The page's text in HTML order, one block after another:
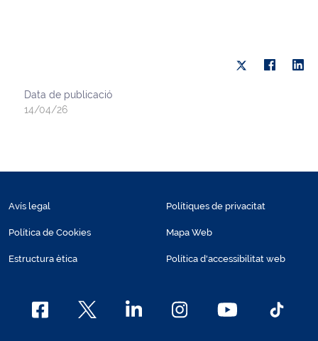
Data de publicació
14/04/26
Avís legal
Política de Cookies
Estructura ètica
Polítiques de privacitat
Mapa Web
Política d'accessibilitat web